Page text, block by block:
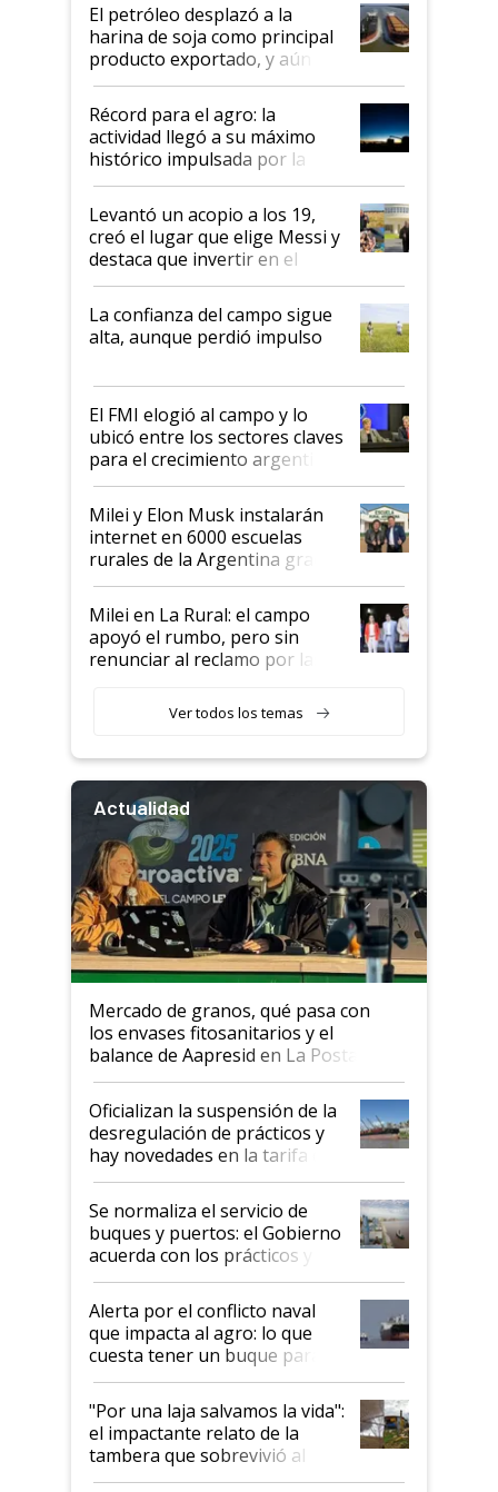
El petróleo desplazó a la
harina de soja como principal
producto exportado, y aún así
el agro aportó casi seis de cada
diez dólares y sostuvo el
liderazgo en un semestre
récord
Récord para el agro: la
actividad llegó a su máximo
histórico impulsada por la
cosecha y las exportaciones
Levantó un acopio a los 19,
creó el lugar que elige Messi y
destaca que invertir en el
kirchnerismo era como "darle
plata a un hijo para droga":
Juan Félix Rossetti, el libertario
que de una dura crisis salió
de Milei
La confianza del campo sigue
alta, aunque perdió impulso
El FMI elogió al campo y lo
ubicó entre los sectores claves
para el crecimiento argentino
Milei y Elon Musk instalarán
internet en 6000 escuelas
rurales de la Argentina gracias
a un acuerdo con Starlink
Milei en La Rural: el campo
apoyó el rumbo, pero sin
renunciar al reclamo por las
Ver todos los temas
Actualidad
Mercado de granos, qué pasa con
los envases fitosanitarios y el
balance de Aapresid en La Posta
Oficializan la suspensión de la
desregulación de prácticos y
hay novedades en la tarifa de
la hidrovía
Se normaliza el servicio de
buques y puertos: el Gobierno
acuerda con los prácticos y
suspende el decreto de
desregulación
Alerta por el conflicto naval
que impacta al agro: lo que
cuesta tener un buque parado
y el peligro de que Argentina
pase a ser "país sucio"
"Por una laja salvamos la vida":
el impactante relato de la
tambera que sobrevivió al
tornado